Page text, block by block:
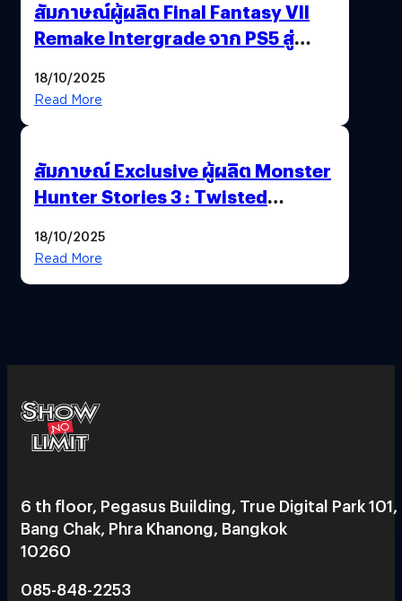
สัมภาษณ์ผู้ผลิต Final Fantasy VII
Remake Intergrade จาก PS5 สู่
18/10/2025
Read More
สัมภาษณ์ Exclusive ผู้ผลิต Monster
Hunter Stories 3 : Twisted
สวยฉ่ำ !
18/10/2025
Read More
6 th floor, Pegasus Building, True Digital Park 101,
Bang Chak, Phra Khanong, Bangkok
10260
085-848-2253